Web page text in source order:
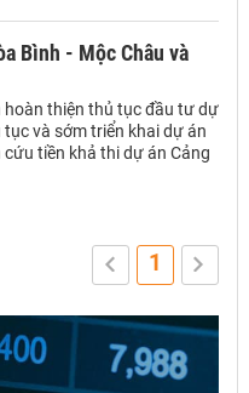
Bình - Mộc Châu và
hoàn thiện thủ tục đầu tư dự
và sớm triển khai dự án
tiền khả thi dự án Cảng
1